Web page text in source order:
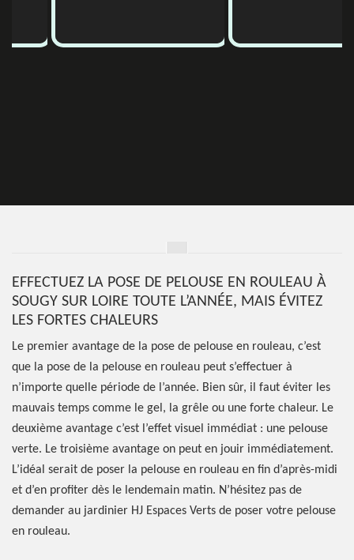
EFFECTUEZ LA POSE DE PELOUSE EN ROULEAU À
SOUGY SUR LOIRE TOUTE L’ANNÉE, MAIS ÉVITEZ
LES FORTES CHALEURS
Le premier avantage de la pose de pelouse en rouleau, c’est
que la pose de la pelouse en rouleau peut s’effectuer à
n’importe quelle période de l’année. Bien sûr, il faut éviter les
mauvais temps comme le gel, la grêle ou une forte chaleur. Le
deuxième avantage c’est l’effet visuel immédiat : une pelouse
verte. Le troisième avantage on peut en jouir immédiatement.
L’idéal serait de poser la pelouse en rouleau en fin d’après-midi
et d’en profiter dès le lendemain matin. N’hésitez pas de
demander au jardinier HJ Espaces Verts de poser votre pelouse
en rouleau.